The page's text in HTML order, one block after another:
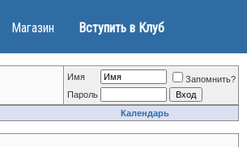
Магазин Вступить в Клуб
Имя
Запомнить?
Пароль
Календарь